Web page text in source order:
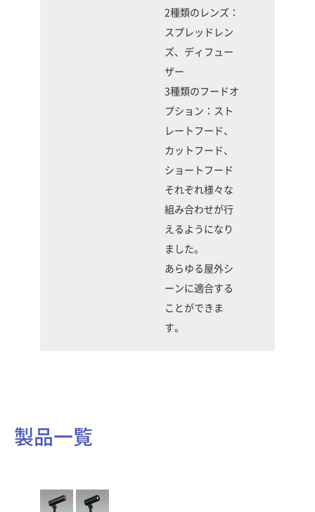
2種類のレンズ：
スプレッドレン
ズ、ディフュー
ザー
3種類のフードオ
プション：スト
レートフード、
カットフード、
ショートフード
それぞれ様々な
組み合わせが行
えるようになり
ました。
あらゆる屋外シ
ーンに適合する
ことができま
す。
製品一覧